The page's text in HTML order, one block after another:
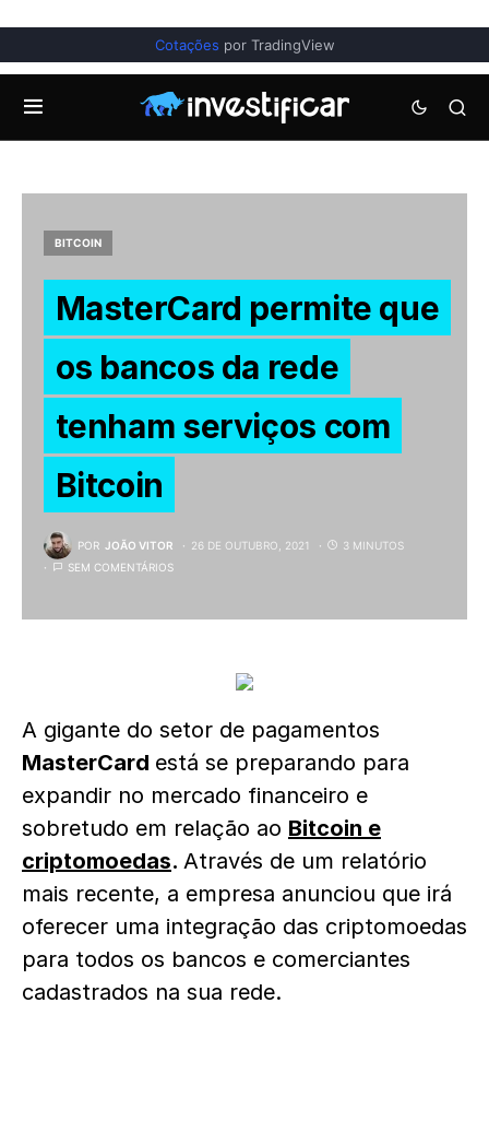
Cotações por TradingView
BITCOIN
MasterCard permite que
os bancos da rede
tenham serviços com
Bitcoin
POR JOÃO VITOR 26 DE OUTUBRO, 2021
3 MINUTOS
SEM COMENTÁRIOS
A gigante do setor de pagamentos
MasterCard está se preparando para
expandir no mercado financeiro e
sobretudo em relação ao Bitcoin e
criptomoedas. Através de um relatório
mais recente, a empresa anunciou que irá
oferecer uma integração das criptomoedas
para todos os bancos e comerciantes
cadastrados na sua rede.